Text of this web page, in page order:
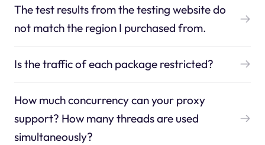
The test results from the testing website do
not match the region I purchased from.
Is the traffic of each package restricted?
How much concurrency can your proxy
support? How many threads are used
simultaneously?